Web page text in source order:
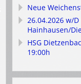
Neue
26.04.2026 w/D
Hainhausen/
HSG
19:00h